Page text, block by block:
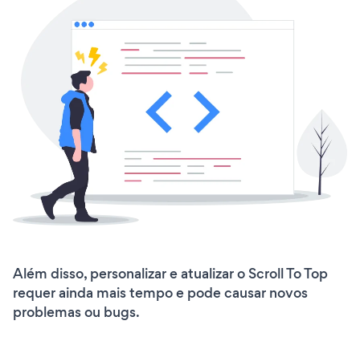
Além disso, personalizar e atualizar o Scroll To Top
requer ainda mais tempo e pode causar novos
problemas ou bugs.